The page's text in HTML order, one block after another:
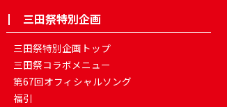
三田祭特別企画
三田祭特別企画トップ
三田祭コラボメニュー
第67回オフィシャルソング
福引